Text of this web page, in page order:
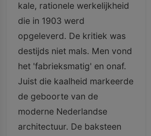
kale, rationele werkelijkheid
die in 1903 werd
opgeleverd. De kritiek was
destijds niet mals. Men vond
het 'fabrieksmatig' en onaf.
Juist die kaalheid markeerde
de geboorte van de
moderne Nederlandse
architectuur. De baksteen